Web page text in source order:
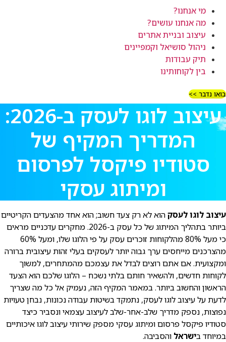
מי אנחנו?
מה אנחנו עושים?
עיצוב ובניית אתרים
ניהול סושיאל וקמפיינים
תיק עבודות
בין לקוחותינו
בואו נדבר >>
עיצוב לוגו לעסק ב-2026:
המדריך המקיף של
סטודיו פיקסל לפרסום
ומיתוג עסקי
עיצוב לוגו לעסקהוא לא רק צעד חשוב; הוא אחד מהצעדים הקריטיים
ביותר בתהליך המיתוג של כל עסק ב-2026. מחקרים עדכניים מראים
כי מעל 80% מהלקוחות זוכרים עסק על פי הלוגו שלו, ומעל 60%
מהצרכנים מייחסים ערך גבוה יותר לעסקים בעלי זהות עיצובית ברורה
ומקצועית. אם אתם רוצים לבדל את עצמכם מהמתחרים, למשוך
לקוחות חדשים, ולהשאיר חותם בלתי נשכח – הלוגו שלכם הוא הצעד
הראשון והחשוב ביותר. במאמר המקיף הזה, נעמיק אל כל מה שצריך
לדעת על עיצוב לוגו לעסק, נתמקד בשיטות עבודה נכונות, נבחן טעויות
נפוצות, נספק מדריך שלב-אחר-שלב לעיצוב עצמאי ונסביר כיצד
סטודיו פיקסל פרסום ומיתוג עסקי מספק שירותי עיצוב לוגו איכותיים
במיוחד בישראל והסביבה.